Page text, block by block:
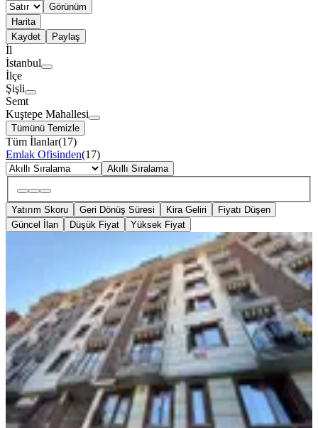
Görünüm
Harita
Kaydet
Paylaş
İl
İstanbul
İlçe
Şişli
Semt
Kuştepe Mahallesi
Tümünü Temizle
Tüm İlanlar(17)
Emlak Ofisinden(17)
Akıllı Sıralama
Yatırım Skoru Geri Dönüş Süresi Kira Geliri
Fiyatı Düşen
Güncel İlan
Düşük Fiyat Yüksek Fiyat
Tuncay'dan Şişli'de Otoparklı Yeni
Binada Oturum Veya Yatırımlı
Şişli, Kuştepe Mahallesi
2+1·75 m²·1. Kat 28.07.2026
4.750.000 ₺
TUNCAY İNŞAAT & GAYRİMENKUL Aydın Kurt